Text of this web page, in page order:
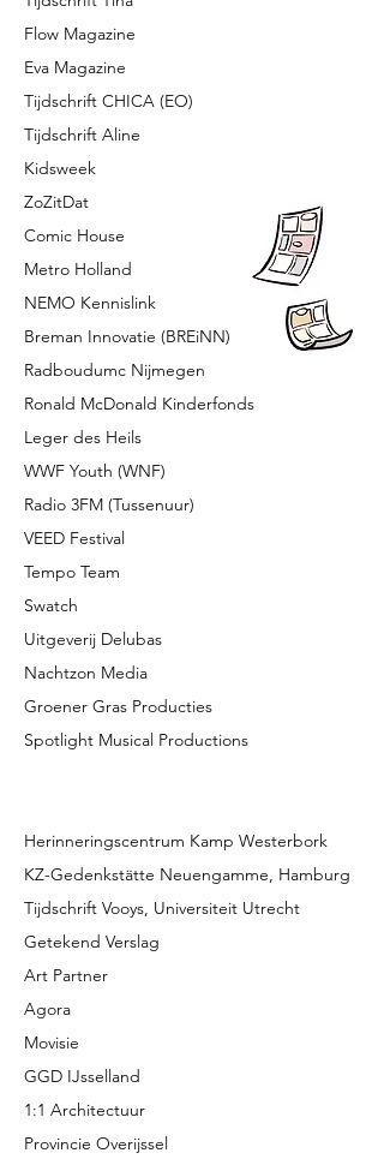
Flow Magazine
Eva Magazine
Tijdschrift CHICA (EO)
Tijdschrift Aline
Kidsweek
ZoZitDat
Comic House
Metro Holland
NEMO Kennislink
Breman Innovatie (BREiNN)
Radboudumc Nijmegen
Ronald McDonald Kinderfonds
Leger des Heils
WWF Youth (WNF)
Radio 3FM (Tussenuur)
VEED Festival
Tempo Team
Swatch
Uitgeverij Delubas
Nachtzon Media
Groener Gras Producties
Spotlight Musical Productions
Herinneringscentrum Kamp Westerbork
KZ-Gedenkstätte Neuengamme, Hamburg
Tijdschrift Vooys, Universiteit Utrecht
Getekend Verslag
Art Partner
Agora
Movisie
GGD IJsselland
1:1 Architectuur
Provincie Overijssel